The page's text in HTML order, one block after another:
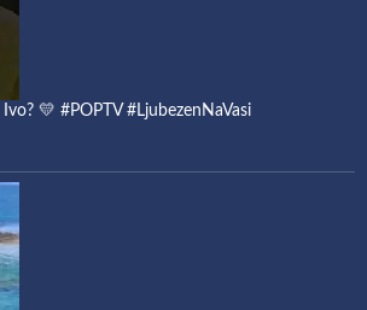
💛 #POPTV #LjubezenNaVasi